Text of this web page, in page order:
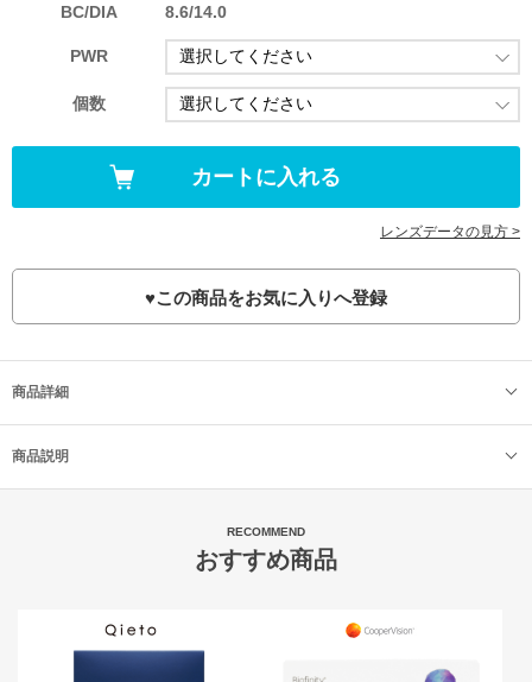
BC/DIA 8.6/14.0
PWR
個数
レンズデータの見方 >
♥この商品をお気に入りへ登録
商品詳細
商品説明
RECOMMEND
おすすめ商品